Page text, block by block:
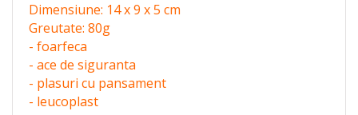
Dimensiune: 14 x 9 x 5 cm
Greutate: 80g
- foarfeca
- ace de siguranta
- plasuri cu pansament
- leucoplast